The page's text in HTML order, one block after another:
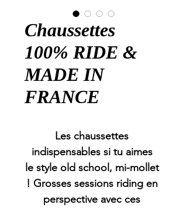
Chaussettes
100% RIDE &
MADE IN
FRANCE
Les chaussettes
indispensables si tu aimes
le style old school, mi-mollet
! Grosses sessions riding en
perspective avec ces